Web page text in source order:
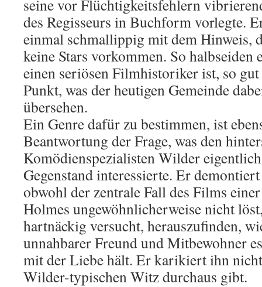
seine vor Flüchtigkeitsfehlern
des Regisseurs in Buchform vorlegte.
einmal schmallippig mit dem Hinweis,
keine Stars vorkommen. So
einen seriösen Filmhistoriker ist, so
Punkt, was der heutigen Gemeinde
übersehen.
Ein Genre dafür zu bestimmen, ist
Beantwortung der Frage, was den
Komödienspezialisten Wilder
Gegenstand interessierte. Er
obwohl der zentrale Fall des Films
Holmes ungewöhnlicherweise nicht
hartnäckig versucht, herauszufinden,
unnahbarer Freund und Mitbewohner
mit der Liebe hält. Er karikiert ihn
Wilder-typischen Witz durchaus gibt.